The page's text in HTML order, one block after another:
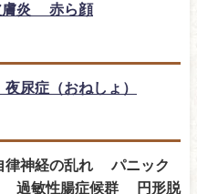
炎 赤ら顔
症（おねしょ）
神経の乱れ パニック
過敏性腸症候群 円形脱